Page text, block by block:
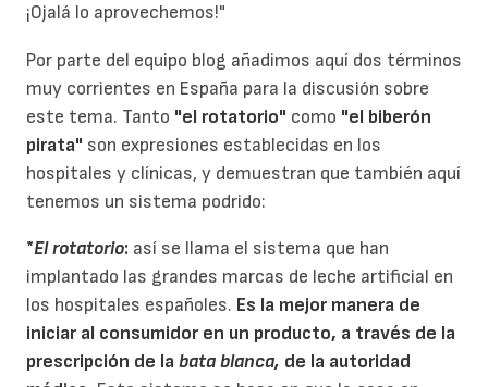
¡Ojalá lo aprovechemos!"
Por parte del equipo blog añadimos aquí dos términos
muy corrientes en España para la discusión sobre
este tema. Tanto "el rotatorio" como "el biberón
pirata" son expresiones establecidas en los
hospitales y clínicas, y demuestran que también aquí
tenemos un sistema podrido:
*El rotatorio: así se llama el sistema que han
implantado las grandes marcas de leche artificial en
los hospitales españoles. Es la mejor manera de
iniciar al consumidor en un producto, a través de la
prescripción de la bata blanca, de la autoridad